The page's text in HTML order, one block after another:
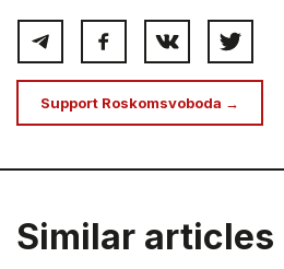
Support Roskomsvoboda →
Similar articles